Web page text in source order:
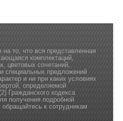
то, что вся представленная
комплектаций,
цветовых сочетаний,
специальных предложений
и ни при каких условиях
определяемой
Гражданского кодекса
получения подробной
к сотрудникам